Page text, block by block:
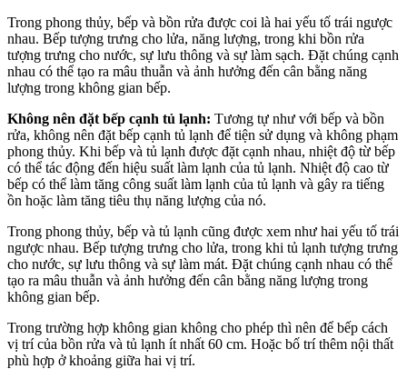
Trong phong thủy, bếp và bồn rửa được coi là hai yếu tố trái ngược
nhau. Bếp tượng trưng cho lửa, năng lượng, trong khi bồn rửa
tượng trưng cho nước, sự lưu thông và sự làm sạch. Đặt chúng cạnh
nhau có thể tạo ra mâu thuẫn và ảnh hưởng đến cân bằng năng
lượng trong không gian bếp.
Không nên đặt bếp cạnh tủ lạnh: Tương tự như với bếp và bồn
rửa, không nên đặt bếp cạnh tủ lạnh để tiện sử dụng và không phạm
phong thủy. Khi bếp và tủ lạnh được đặt cạnh nhau, nhiệt độ từ bếp
có thể tác động đến hiệu suất làm lạnh của tủ lạnh. Nhiệt độ cao từ
bếp có thể làm tăng công suất làm lạnh của tủ lạnh và gây ra tiếng
ồn hoặc làm tăng tiêu thụ năng lượng của nó.
Trong phong thủy, bếp và tủ lạnh cũng được xem như hai yếu tố trái
ngược nhau. Bếp tượng trưng cho lửa, trong khi tủ lạnh tượng trưng
cho nước, sự lưu thông và sự làm mát. Đặt chúng cạnh nhau có thể
tạo ra mâu thuẫn và ảnh hưởng đến cân bằng năng lượng trong
không gian bếp.
Trong trường hợp không gian không cho phép thì nên để bếp cách
vị trí của bồn rửa và tủ lạnh ít nhất 60 cm. Hoặc bố trí thêm nội thất
phù hợp ở khoảng giữa hai vị trí.